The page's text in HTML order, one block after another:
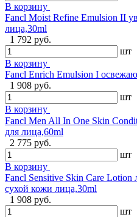
В корзину
Fancl Moist Refine Emulsion II
лица,30ml
1 792 руб.
шт
В корзину
Fancl Enrich Emulsion I
1 908 руб.
шт
В корзину
Fancl Men All In One Skin
для лица,60ml
2 775 руб.
шт
В корзину
Fancl Sensitive Skin Care Lotion
сухой кожи лица,30ml
1 908 руб.
шт